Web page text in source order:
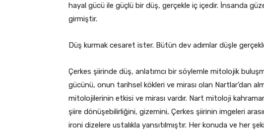
hayal gücü ile güçlü bir düş, gerçekle iç içedir. İnsanda
girmiştir.
Düş kurmak cesaret ister. Bütün dev adımlar düşle
Çerkes şiirinde düş, anlatımcı bir söylemle mitolojik
gücünü, onun tarihsel kökleri ve mirası olan Nartlar’dan
mitolojilerinin etkisi ve mirası vardır. Nart mitoloji
şiire dönüşebilirliğini, gizemini, Çerkes şiirinin imgeleri
ironi dizelere ustalıkla yansıtılmıştır. Her konuda ve her